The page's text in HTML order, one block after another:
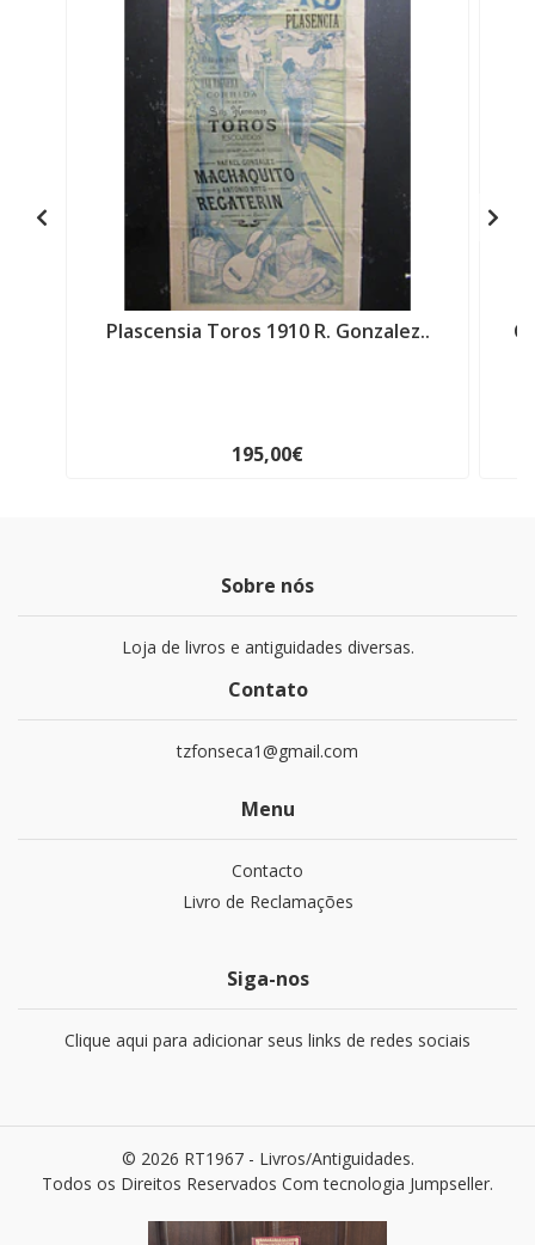
Plascensia Toros 1910 R. Gonzalez..
195,00€
Sobre nós
Loja de livros e antiguidades diversas.
Contato
tzfonseca1@gmail.com
Menu
Contacto
Livro de Reclamações
Siga-nos
Clique aqui para adicionar seus links de redes sociais
© 2026 RT1967 - Livros/Antiguidades.
Todos os Direitos Reservados Com tecnologia Jumpseller.